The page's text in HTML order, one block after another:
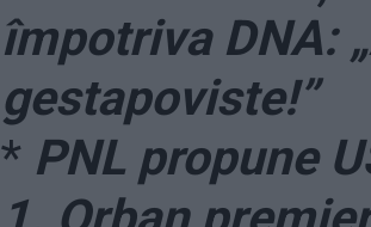
împotriva DNA:
gestapoviste!”
* PNL propune